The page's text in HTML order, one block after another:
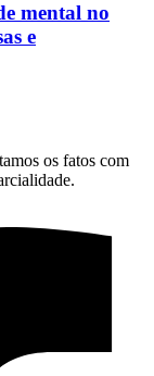
mental no
e
os fatos com